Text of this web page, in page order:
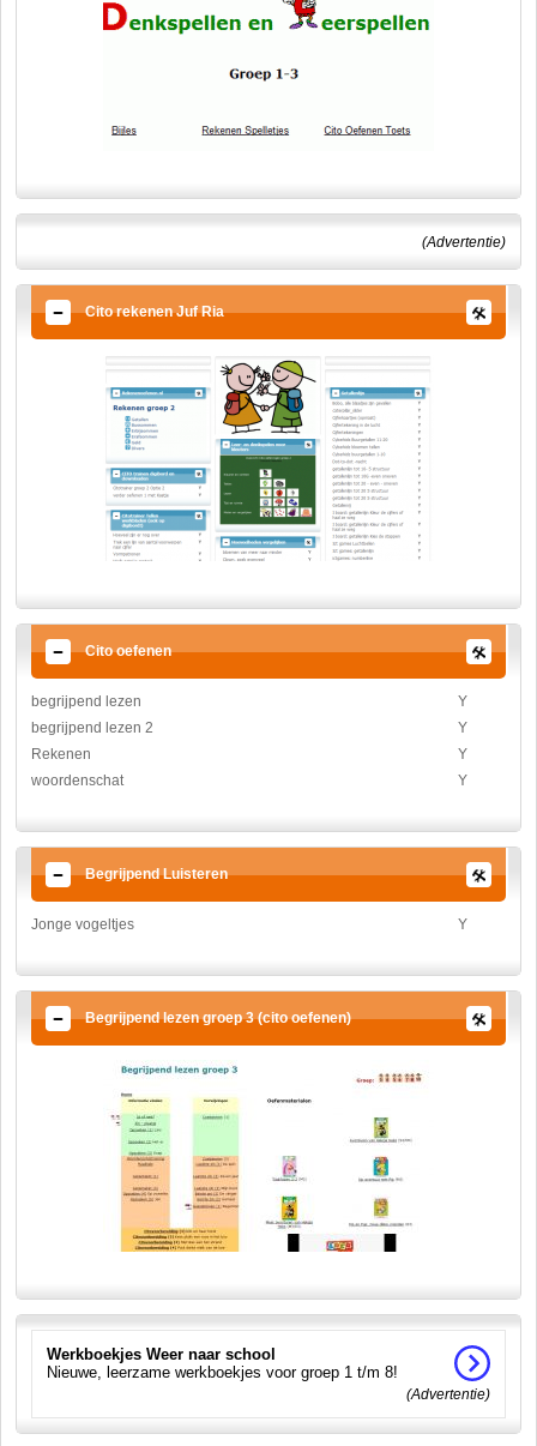
(Advertentie)
Cito rekenen Juf Ria
Cito oefenen
begrijpend lezen
Y
begrijpend lezen 2
Y
Rekenen
Y
woordenschat
Y
Begrijpend Luisteren
Jonge vogeltjes Y
Begrijpend lezen groep 3 (cito oefenen)
Werkboekjes Weer naar school
Nieuwe, leerzame werkboekjes voor groep 1 t/m 8!
(Advertentie)